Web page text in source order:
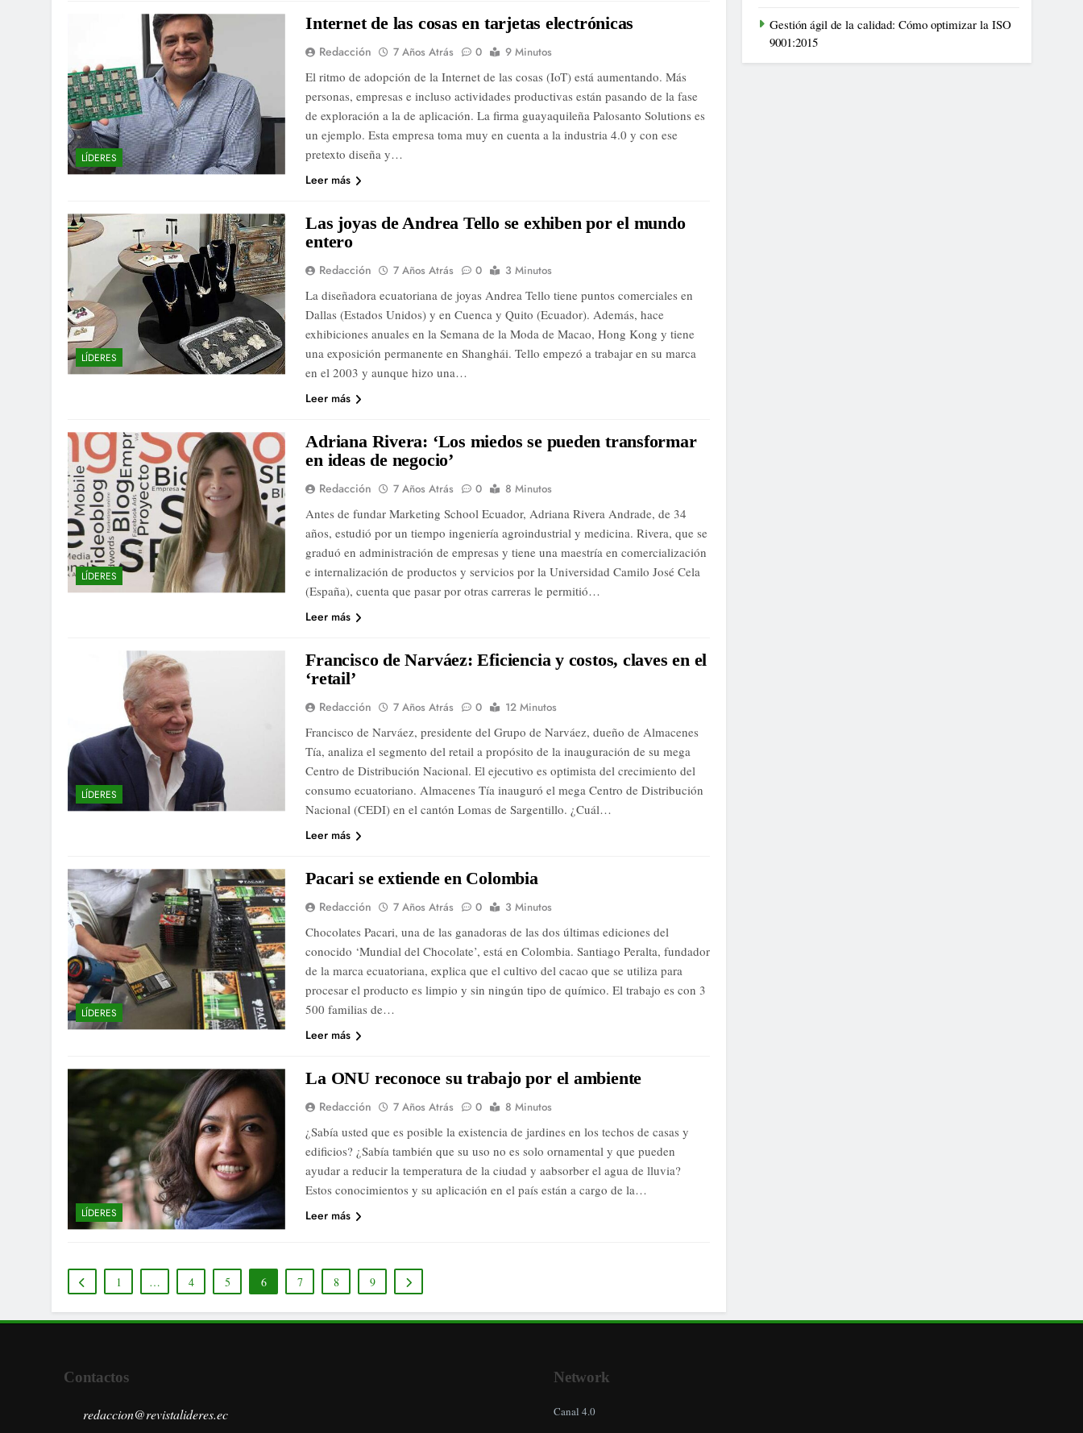
LÍDERES
Internet de las cosas en tarjetas electrónicas
Redacción 7 Años Atrás 0 9 Minutos
El ritmo de adopción de la Internet de las cosas (IoT) está aumentando. Más
personas, empresas e incluso actividades productivas están pasando de la fase
de exploración a la de aplicación. La firma guayaquileña Palosanto Solutions es
un ejemplo. Esta empresa toma muy en cuenta a la industria 4.0 y con ese
pretexto diseña y…
Leer más
LÍDERES
Las joyas de Andrea Tello se exhiben por el mundo
entero
Redacción 7 Años Atrás 0 3 Minutos
La diseñadora ecuatoriana de joyas Andrea Tello tiene puntos comerciales en
Dallas (Estados Unidos) y en Cuenca y Quito (Ecuador). Además, hace
exhibiciones anuales en la Semana de la Moda de Macao, Hong Kong y tiene
una exposición permanente en Shanghái. Tello empezó a trabajar en su marca
en el 2003 y aunque hizo una…
Leer más
LÍDERES
Adriana Rivera: ‘Los miedos se pueden transformar
en ideas de negocio’
Redacción 7 Años Atrás 0 8 Minutos
Antes de fundar Marketing School Ecuador, Adriana Rivera Andrade, de 34
años, estudió por un tiempo ingeniería agroindustrial y medicina. Rivera, que se
graduó en administración de empresas y tiene una maestría en comercialización
e internalización de productos y servicios por la Universidad Camilo José Cela
(España), cuenta que pasar por otras carreras le permitió…
Leer más
LÍDERES
Francisco de Narváez: Eficiencia y costos, claves en el
‘retail’
Redacción 7 Años Atrás 0 12 Minutos
Francisco de Narváez, presidente del Grupo de Narváez, dueño de Almacenes
Tía, analiza el segmento del retail a propósito de la inauguración de su mega
Centro de Distribución Nacional. El ejecutivo es optimista del crecimiento del
consumo ecuatoriano. Almacenes Tía inauguró el mega Centro de Distribución
Nacional (CEDI) en el cantón Lomas de Sargentillo. ¿Cuál…
Leer más
LÍDERES
Pacari se extiende en Colombia
Redacción 7 Años Atrás 0 3 Minutos
Chocolates Pacari, una de las ganadoras de las dos últimas ediciones del
conocido ‘Mundial del Chocolate’, está en Colombia. Santiago Peralta, fundador
de la marca ecuatoriana, explica que el cultivo del cacao que se utiliza para
procesar el producto es limpio y sin ningún tipo de químico. El trabajo es con 3
500 familias de…
Leer más
LÍDERES
La ONU reconoce su trabajo por el ambiente
Redacción 7 Años Atrás 0 8 Minutos
¿Sabía usted que es posible la existencia de jardines en los techos de casas y
edificios? ¿Sabía también que su uso no es solo ornamental y que pueden
ayudar a reducir la temperatura de la ciudad y aabsorber el agua de lluvia?
Estos conocimientos y su aplicación en el país están a cargo de la…
Leer más
1 … 4 5 6 7 8 9
Gestión ágil de la calidad: Cómo optimizar la ISO
9001:2015
Contactos
redaccion@revistalideres.ec
Network
Canal 4.0